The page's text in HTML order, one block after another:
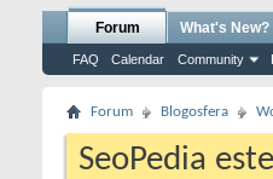
Forum
FAQ Calendar Community
What's New?
Forum Blogosfera
SeoPedia